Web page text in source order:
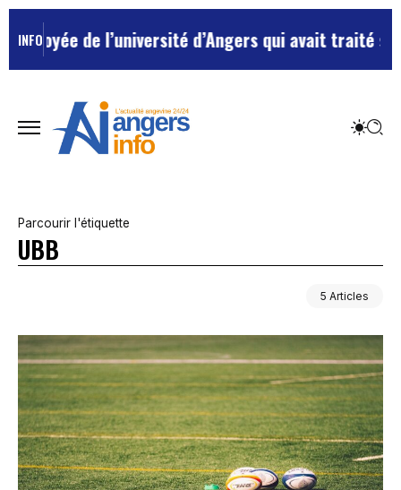
INFOde l’université d’Angers qui avait traité ses
Parcourir l'étiquette
UBB
5 Articles